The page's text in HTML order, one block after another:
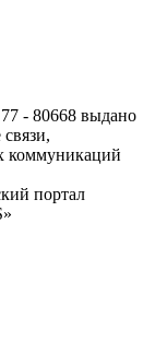
- 80668 выдано
коммуникаций
портал